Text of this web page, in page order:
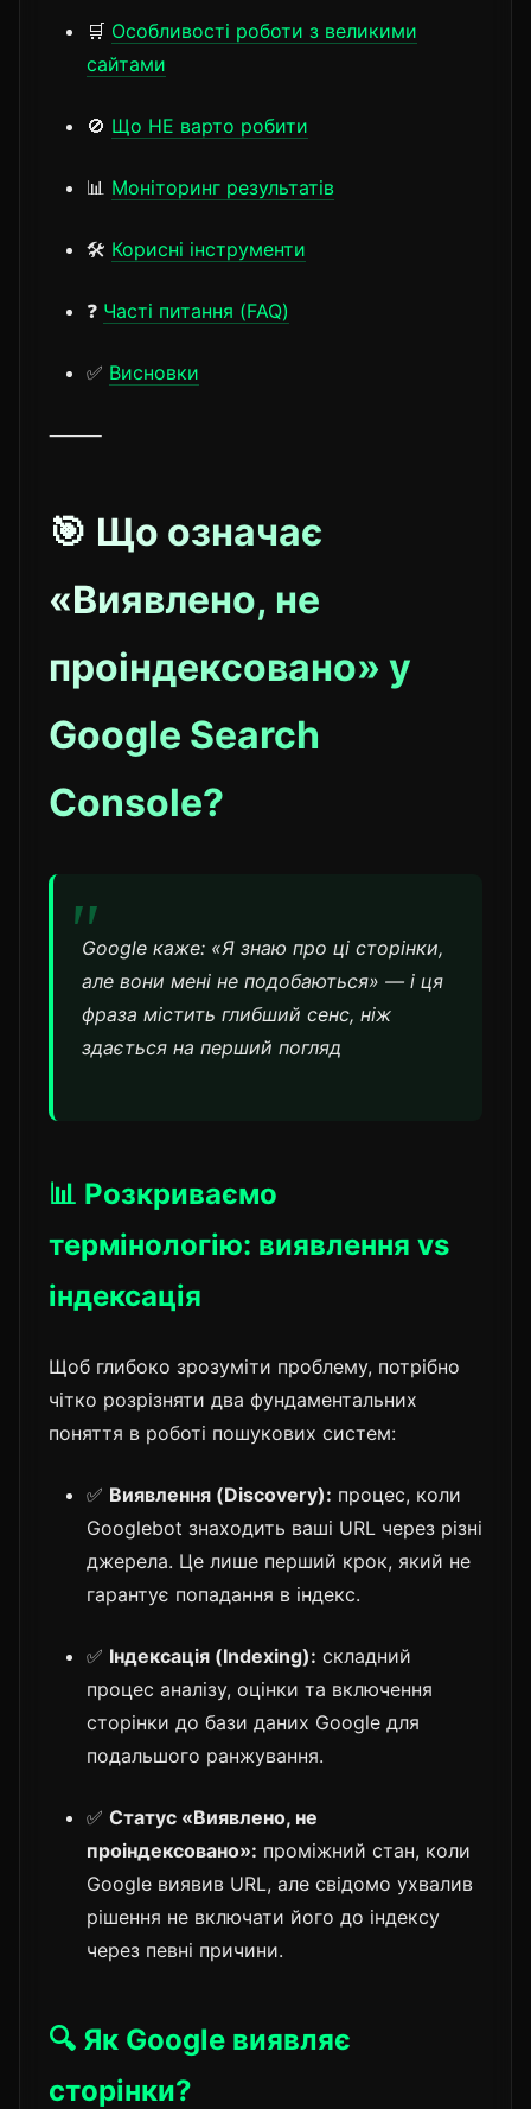
🛒 Особливості роботи з великими
сайтами
🚫 Що НЕ варто робити
📊 Моніторинг результатів
🛠️ Корисні інструменти
❓ Часті питання (FAQ)
✅ Висновки
⸻
🎯 Що означає
«Виявлено, не
проіндексовано» у
Google Search
Console?
Google каже: «Я знаю про ці сторінки,
але вони мені не подобаються» — і ця
фраза містить глибший сенс, ніж
здається на перший погляд
📊 Розкриваємо
термінологію: виявлення vs
індексація
Щоб глибоко зрозуміти проблему, потрібно
чітко розрізняти два фундаментальних
поняття в роботі пошукових систем:
✅ Виявлення (Discovery): процес, коли
Googlebot знаходить ваші URL через різні
джерела. Це лише перший крок, який не
гарантує попадання в індекс.
✅ Індексація (Indexing): складний
процес аналізу, оцінки та включення
сторінки до бази даних Google для
подальшого ранжування.
✅ Статус «Виявлено, не
проіндексовано»: проміжний стан, коли
Google виявив URL, але свідомо ухвалив
рішення не включати його до індексу
через певні причини.
🔍 Як Google виявляє
сторінки?